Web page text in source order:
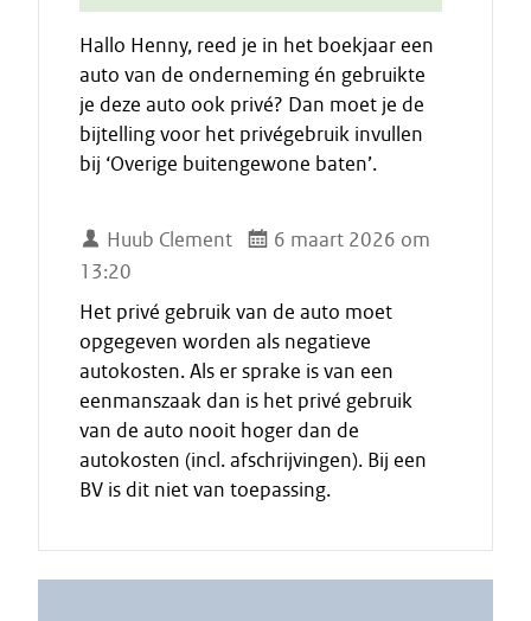
Hallo Henny, reed je in het boekjaar een
auto van de onderneming én gebruikte
je deze auto ook privé? Dan moet je de
bijtelling voor het privégebruik invullen
bij ‘Overige buitengewone baten’.
Huub Clement
6 maart 2026 om
13:20
Het privé gebruik van de auto moet
opgegeven worden als negatieve
autokosten. Als er sprake is van een
eenmanszaak dan is het privé gebruik
van de auto nooit hoger dan de
autokosten (incl. afschrijvingen). Bij een
BV is dit niet van toepassing.